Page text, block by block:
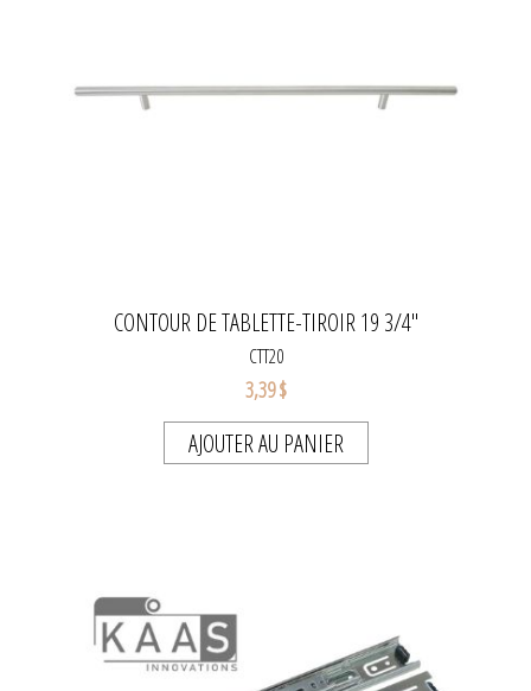
CONTOUR DE TABLETTE-TIROIR 19 3/4"
CTT20
3,39 $
AJOUTER AU PANIER